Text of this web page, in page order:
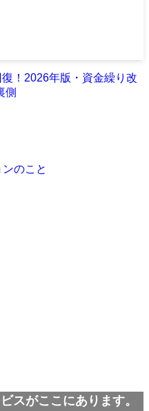
！2026年版・資金繰り改
側
のこと
スがここにあります。